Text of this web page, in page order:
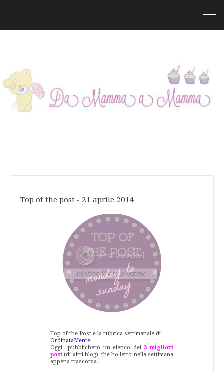
Top of the post - 21 aprile 2014
Top of the Post è la rubrica settimanale di
OrdinataMente.
Oggi pubblicherò un elenco dei3 migliori
post(di altri blog) che ho letto nella settimana
appena trascorsa.